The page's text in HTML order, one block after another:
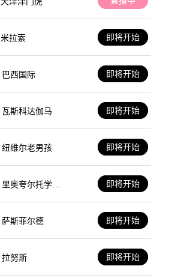
米拉索 即将开始
巴西国际 即将开始
瓦斯科达伽马 即将开始
纽维尔老男孩 即将开始
里奥夸尔托学生
即将开始
萨斯菲尔德 即将开始
拉努斯 即将开始